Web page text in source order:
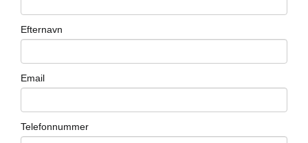
Efternavn
Email
Telefonnummer